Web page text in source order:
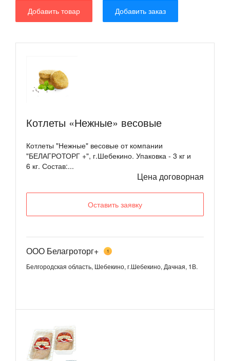
Добавить товар Добавить заказ
Котлеты «Нежные» весовые
Котлеты "Нежные" весовые от компании
"БЕЛАГРОТОРГ +", г.Шебекино. Упаковка - 3 кг и
6 кг. Состав:...
Цена договорная
Оставить заявку
ООО Белагроторг+ 1
Белгородская область, Шебекино, г.Шебекино, Дачная, 1В.